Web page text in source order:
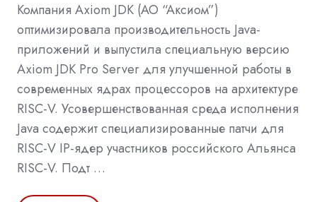
Компания Axiom JDK (АО “Аксиом”)
оптимизировала производительность Java-
приложений и выпустила специальную версию
Axiom JDK Pro Server для улучшенной работы в
современных ядрах процессоров на архитектуре
RISC-V. Усовершенствованная среда исполнения
Java содержит специализированные патчи для
RISC-V IP-ядер участников российского Альянса
RISC-V. Подт …